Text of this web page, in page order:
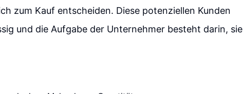
zum Kauf entscheiden. Diese potenziellen Kunden
und die Aufgabe der Unternehmer besteht darin, sie